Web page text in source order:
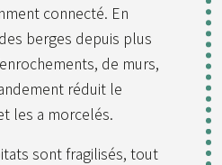
connecté. En
berges depuis plus
de murs,
réduit le
les a morcelés.
sont fragilisés, tout